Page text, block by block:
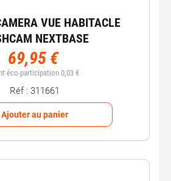
VUE HABITACLE
NEXTBASE
69,95 €
éco-participation 0,03 €
Réf : 311661
Ajouter au panier